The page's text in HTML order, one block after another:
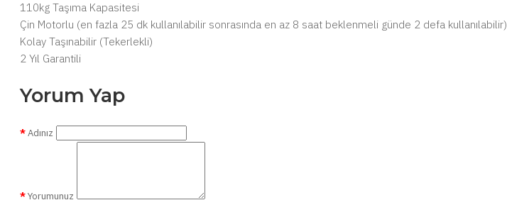
110kg Taşıma Kapasitesi
Çin Motorlu (en fazla 25 dk kullanılabilir sonrasında en az 8 saat beklenmeli günde 2 defa kullanılabilir)
Kolay Taşınabilir (Tekerlekli)
2 Yıl Garantili
Yorum Yap
Adınız
Yorumunuz